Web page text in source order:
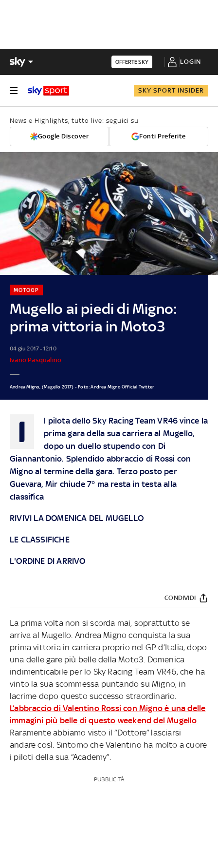
OFFERTE SKY LOGIN
SKY SPORT INSIDER
News e Highlights, tutto live: seguici su
Google Discover Fonti Preferite
Mugello ai piedi di Migno:
prima vittoria in Moto3
MOTOGP
04 giu 2017 - 12:10
Ivano Pasqualino
Andrea Migno, (Mugello 2017) - Foto: Andrea Migno Official Twitter
I
l pilota dello Sky Racing Team VR46 vince la
prima gara della sua carriera al Mugello,
dopo un duello stupendo con Di
Giannantonio. Splendido abbraccio di Rossi con
Migno al termine della gara. Terzo posto per
Guevara, Mir chiude 7° ma resta in testa alla
classifica
RIVIVI LA DOMENICA DEL MUGELLO
LE CLASSIFICHE
L'ORDINE DI ARRIVO
CONDIVIDI
La prima volta non si scorda mai, soprattutto se
arriva al Mugello. Andrea Migno conquista la sua
prima vittoria in carriera proprio nel GP d’Italia, dopo
una delle gare più belle della Moto3. Domenica
indimenticabile per lo Sky Racing Team VR46, che ha
vinto la sua scommessa puntando su Migno, in
lacrime dopo questo successo straordinario.
L’abbraccio di Valentino Rossi con Migno è una delle
immagini più belle di questo weekend del Mugello
Raramente abbiamo visto il “Dottore” lasciarsi
andare così. Sintomo che Valentino ha molto a cuore
i piloti della sua “Academy”.
PUBBLICITÀ